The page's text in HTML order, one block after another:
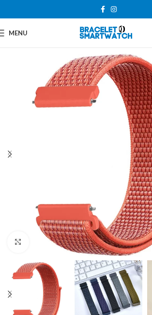
MENU
Cliquer pour agrandir